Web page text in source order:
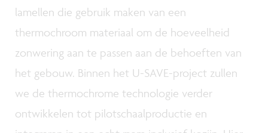
lamellen die gebruik maken van een
thermochroom materiaal om de hoeveelheid
zonwering aan te passen aan de behoeften van
het gebouw. Binnen het U-SAVE-project zullen
we de thermochrome technologie verder
ontwikkelen tot pilotschaalproductie en